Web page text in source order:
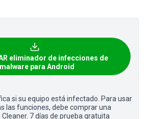
eliminador de infecciones de
malware para Android
si su equipo está infectado. Para usar
las funciones, debe comprar una
Cleaner. 7 días de prueba gratuita